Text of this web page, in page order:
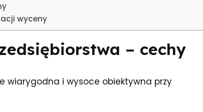
wyceny
– cechy
wiarygodna i wysoce obiektywna przy